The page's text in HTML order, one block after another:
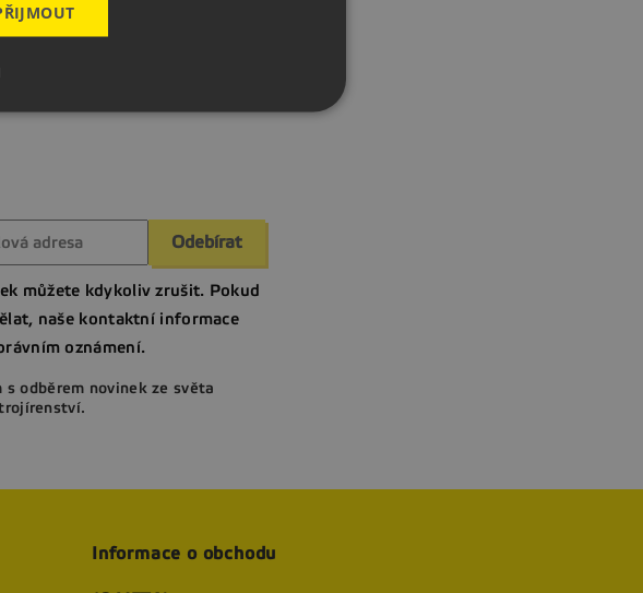
můžete kdykoliv zrušit. Pokud
naše kontaktní informace
oznámení.
s odběrem novinek ze světa
Informace o obchodu